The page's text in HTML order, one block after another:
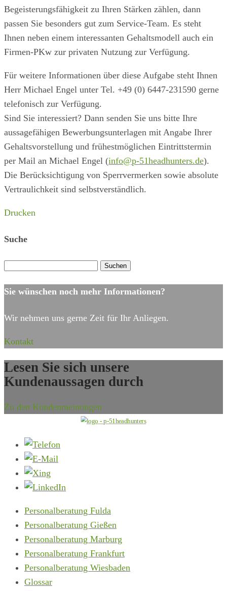
Begeisterungsfähigkeit zu Ihren Stärken zählen, dann
passen Sie besonders gut zum Service-Team. Es steht
Ihnen neben einem interessanten Gehaltsmodell auch ein
Firmen-PKw zur privaten Nutzung zur Verfügung.
Für weitere Informationen über diese Aufgabe steht Ihnen
Herr Michael Engel unter Tel. +49 (0) 6447-231590 gerne
telefonisch zur Verfügung.
Sind Sie interessiert? Dann senden Sie uns bitte Ihre
aussagefähigen Bewerbungsunterlagen mit Angabe Ihrer
Gehaltsvorstellung und frühestmöglichen Eintrittstermin
per Mail an Michael Engel (info@p-51headhunters.de).
Die Berücksichtigung von Sperrvermerken sowie absolute
Vertraulichkeit sind selbstverständlich.
Drucken
Suche
Sie wünschen noch mehr Informationen?
Wir nehmen uns gerne Zeit für Ihr Anliegen.
Kontakt
Lesen Sie sich unsere
Kundenaussagen durch
Zu den Kundenmeinungen
Personalberatung Fulda
Personalberatung Gießen
Personalberatung Marburg
Personalberatung Frankfurt
Personalberatung Wiesbaden
Glossar